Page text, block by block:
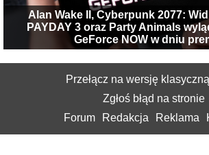
Alan Wake II, Cyberpunk 2077:
PAYDAY 3 oraz Party Animals
GeForce NOW w dniu
Przełącz na wersję
Zgłoś błąd na stronie
Forum
Redakcja Reklama